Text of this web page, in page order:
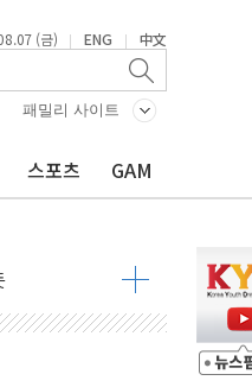
(금) | ENG | 中文
패밀리 사이트
스포츠 GAM